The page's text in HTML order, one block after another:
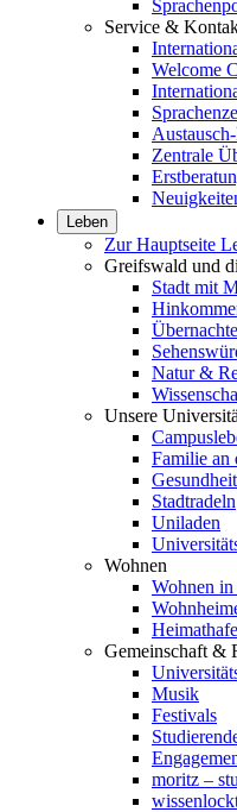
Service &
Welcome
Zentrale
Leben
Zur Hauptseite
Greifswald und
Stadt mit
Natur &
Unsere
Familie an
Stadtradeln
Uniladen
Wohnen
Wohnen
Gemeinschaft &
Musik
Festivals
moritz –